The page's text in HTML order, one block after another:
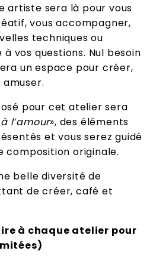
artiste sera là pour vous
vous accompagner,
techniques ou
vos questions. Nul besoin
un espace pour créer,
pour cet atelier sera
l’amour», des éléments
et vous serez guidé
composition originale.
belle diversité de
de créer, café et
à chaque atelier pour